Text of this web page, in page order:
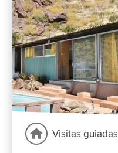
Visitas guiadas